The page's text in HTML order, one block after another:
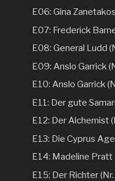
E06: Gina
E07: Frederick
E08: General Ludd
E09: Anslo Garrick
E10: Anslo Garrick
E11: Der gute
E12: Der Alchemist
E13: Die Cyprus
E14: Madeline Pratt
E15: Der Richter